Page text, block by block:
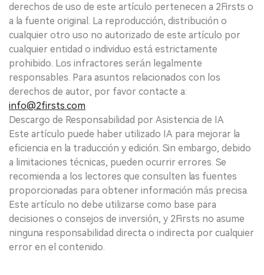
derechos de uso de este artículo pertenecen a 2Firsts o
a la fuente original. La reproducción, distribución o
cualquier otro uso no autorizado de este artículo por
cualquier entidad o individuo está estrictamente
prohibido. Los infractores serán legalmente
responsables. Para asuntos relacionados con los
derechos de autor, por favor contacte a:
info@2firsts.com
Descargo de Responsabilidad por Asistencia de IA
Este artículo puede haber utilizado IA para mejorar la
eficiencia en la traducción y edición. Sin embargo, debido
a limitaciones técnicas, pueden ocurrir errores. Se
recomienda a los lectores que consulten las fuentes
proporcionadas para obtener información más precisa.
Este artículo no debe utilizarse como base para
decisiones o consejos de inversión, y 2Firsts no asume
ninguna responsabilidad directa o indirecta por cualquier
error en el contenido.